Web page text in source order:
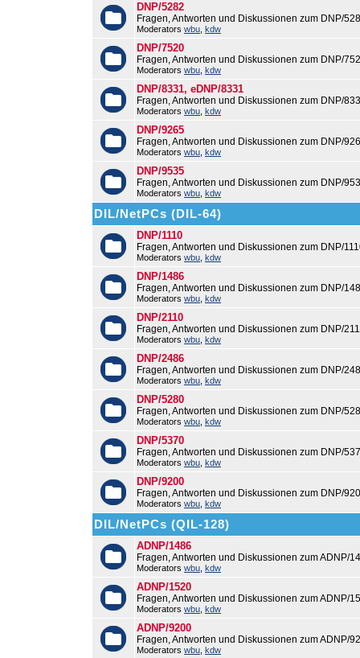
DNP/5282
Fragen, Antworten und Diskussionen zum DNP/
Moderators wbu kdw
DNP/7520
Fragen, Antworten und Diskussionen zum DNP/
Moderators wbu kdw
DNP/8331, eDNP/8331
Fragen, Antworten und Diskussionen zum DNP/
Moderators wbu kdw
DNP/9265
Fragen, Antworten und Diskussionen zum DNP/
Moderators wbu kdw
DNP/9535
Fragen, Antworten und Diskussionen zum DNP/
Moderators wbu kdw
DIL/NetPCs (DIL-64)
DNP/1110
Fragen, Antworten und Diskussionen zum DNP/
Moderators wbu kdw
DNP/1486
Fragen, Antworten und Diskussionen zum DNP/
Moderators wbu kdw
DNP/2110
Fragen, Antworten und Diskussionen zum DNP/
Moderators wbu kdw
DNP/2486
Fragen, Antworten und Diskussionen zum DNP/
Moderators wbu kdw
DNP/5280
Fragen, Antworten und Diskussionen zum DNP/
Moderators wbu kdw
DNP/5370
Fragen, Antworten und Diskussionen zum DNP/
Moderators wbu kdw
DNP/9200
Fragen, Antworten und Diskussionen zum DNP/
Moderators wbu kdw
DIL/NetPCs (QIL-128)
ADNP/1486
Fragen, Antworten und Diskussionen zum ADNP/
Moderators wbu kdw
ADNP/1520
Fragen, Antworten und Diskussionen zum ADNP/
Moderators wbu kdw
ADNP/9200
Fragen, Antworten und Diskussionen zum ADNP/
Moderators wbu kdw